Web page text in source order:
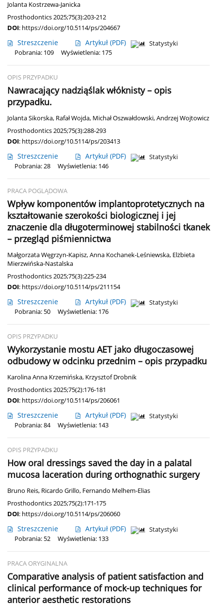
Jolanta Kostrzewa-Janicka
Prosthodontics 2025;75(3):203-212
DOI: https://doi.org/10.5114/ps/204667
Streszczenie Artykuł (PDF)
Statystyki
Pobrania: 109
Wyświetlenia: 175
OPIS PRZYPADKU
Nawracający nadziąślak włóknisty – opis
przypadku.
Jolanta Sikorska, Rafał Wojda, Michał Oszwałdowski,Andrzej Wojtowicz
Prosthodontics 2025;75(3):288-293
DOI: https://doi.org/10.5114/ps/203413
Streszczenie Artykuł (PDF)
Statystyki
Pobrania: 28
Wyświetlenia: 146
PRACA POGLĄDOWA
Wpływ komponentów implantoprotetycznych na
kształtowanie szerokości biologicznej i jej
znaczenie dla długoterminowej stabilności tkanek
– przegląd piśmiennictwa
Małgorzata Węgrzyn-Kapisz,Anna Kochanek-Leśniewska, Elżbieta
Mierzwińska-Nastalska
Prosthodontics 2025;75(3):225-234
DOI: https://doi.org/10.5114/ps/211154
Streszczenie Artykuł (PDF)
Statystyki
Pobrania: 50
Wyświetlenia: 176
OPIS PRZYPADKU
Wykorzystanie mostu AET jako długoczasowej
odbudowy w odcinku przednim – opis przypadku
Karolina Anna Krzemińska, Krzysztof Drobnik
Prosthodontics 2025;75(2):176-181
DOI: https://doi.org/10.5114/ps/206061
Streszczenie Artykuł (PDF)
Statystyki
Pobrania: 84
Wyświetlenia: 143
OPIS PRZYPADKU
How oral dressings saved the day in a palatal
mucosa laceration during orthognathic surgery
Bruno Reis, Ricardo Grillo, Fernando Melhem-Elias
Prosthodontics 2025;75(2):171-175
DOI: https://doi.org/10.5114/ps/206060
Streszczenie Artykuł (PDF)
Statystyki
Pobrania: 52
Wyświetlenia: 133
PRACA ORYGINALNA
Comparative analysis of patient satisfaction and
clinical performance of mock-up techniques for
anterior aesthetic restorations